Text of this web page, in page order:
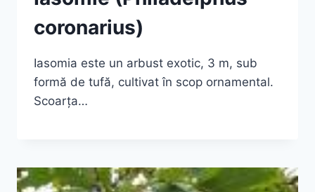
coronarius)
Iasomia este un arbust exotic, 3 m, sub
formă de tufă, cultivat în scop ornamental.
Scoarţa…